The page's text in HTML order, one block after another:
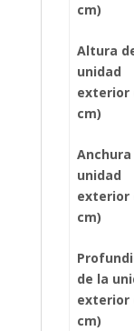
cm)
Altura
unidad
exterior
cm)
Anchura
unidad
exterior
cm)
de la
exterior
cm)